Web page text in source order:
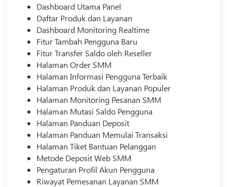
Dashboard Utama Panel
Daftar Produk dan Layanan
Dashboard Monitoring Realtime
Fitur Tambah Pengguna Baru
Fitur Transfer Saldo oleh Reseller
Halaman Order SMM
Halaman Informasi Pengguna Terbaik
Halaman Produk dan Layanan Populer
Halaman Monitoring Pesanan SMM
Halaman Mutasi Saldo Pengguna
Halaman Panduan Deposit
Halaman Panduan Memulai Transaksi
Halaman Tiket Bantuan Pelanggan
Metode Deposit Web SMM
Pengaturan Profil Akun Pengguna
Riwayat Pemesanan Layanan SMM